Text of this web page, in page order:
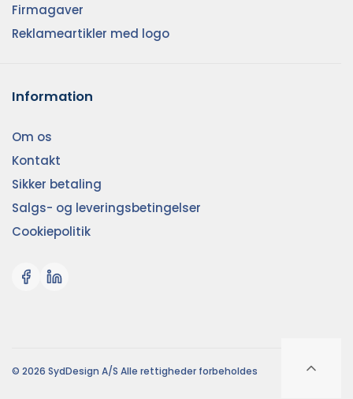
Firmagaver
Reklameartikler med logo
Information
Om os
Kontakt
Sikker betaling
Salgs- og leveringsbetingelser
Cookiepolitik
© 2026 SydDesign A/S Alle rettigheder forbeholdes